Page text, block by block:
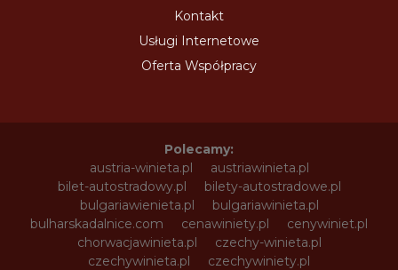
Kontakt
Usługi Internetowe
Oferta Współpracy
Polecamy:
austria-winieta.pl
austriawinieta.pl
bilet-autostradowy.pl
bilety-autostradowe.pl
bulgariawienieta.pl
bulgariawinieta.pl
bulharskadalnice.com
cenawiniety.pl
cenywiniet.pl
chorwacjawinieta.pl
czechy-winieta.pl
czechywinieta.pl
czechywiniety.pl